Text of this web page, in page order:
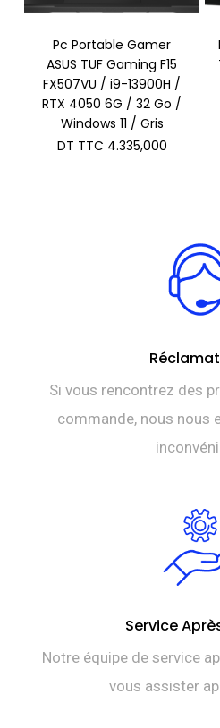
Pc Portable Gamer
ASUS TUF Gaming F15
FX507VU / i9-13900H /
RTX 4050 6G / 32 Go /
Windows 11 / Gris
DT TTC 4.335,000
Si vous rencontrez des
commande, nous nous
Service
Notre équipe de service
vous assister